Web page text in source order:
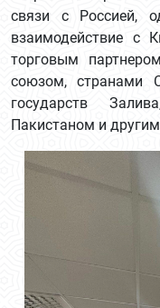
связи с Россией,
взаимодействие с
торговым
союзом, странами
государств
Пакистаном и